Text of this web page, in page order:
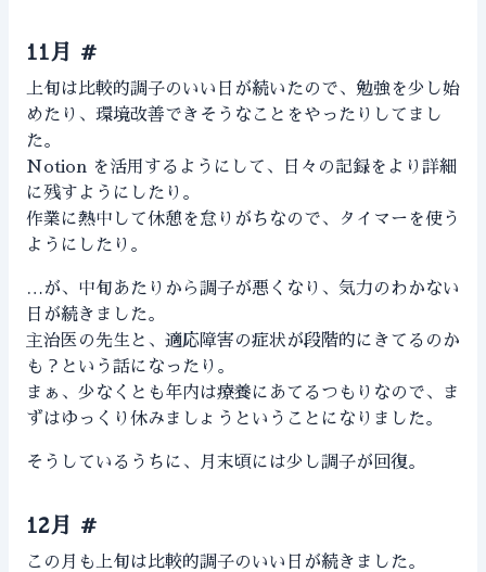
11月 #
上旬は比較的調子のいい日が続いたので、勉強を少し始
めたり、環境改善できそうなことをやったりしてまし
た。
Notion を活用するようにして、日々の記録をより詳細
に残すようにしたり。
作業に熱中して休憩を怠りがちなので、タイマーを使う
ようにしたり。
…が、中旬あたりから調子が悪くなり、気力のわかない
日が続きました。
主治医の先生と、適応障害の症状が段階的にきてるのか
も？という話になったり。
まぁ、少なくとも年内は療養にあてるつもりなので、ま
ずはゆっくり休みましょうということになりました。
そうしているうちに、月末頃には少し調子が回復。
12月 #
この月も上旬は比較的調子のいい日が続きました。